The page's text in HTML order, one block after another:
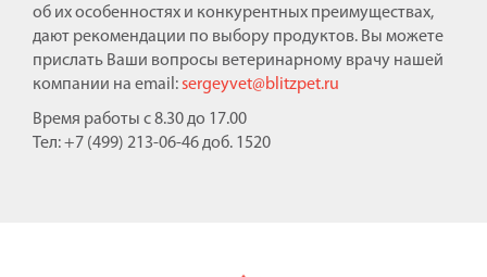
об их особенностях и конкурентных преимуществах,
дают рекомендации по выбору продуктов. Вы можете
прислать Ваши вопросы ветеринарному врачу нашей
компании на email:sergeyvet@blitzpet.ru
Время работы с 8.30 до 17.00
Тел: +7 (499) 213-06-46 доб. 1520